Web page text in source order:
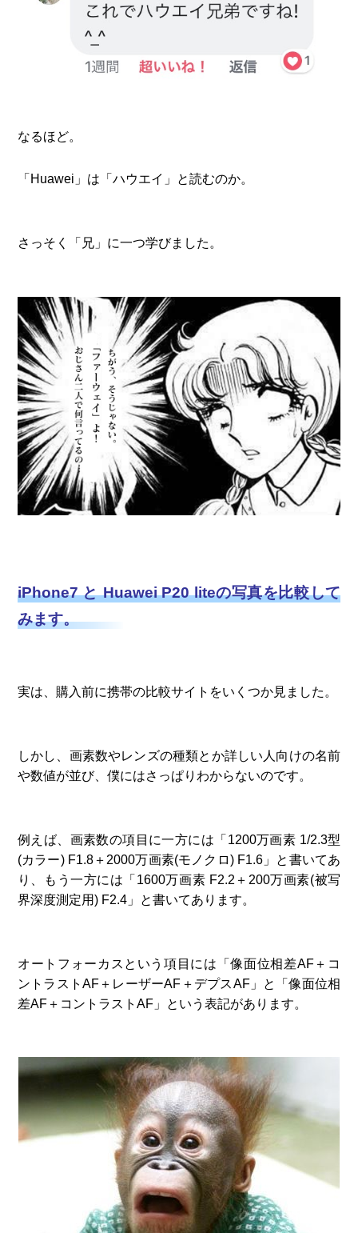
なるほど。
「Huawei」は「ハウエイ」と読むのか。
さっそく「兄」に一つ学びました。
iPhone7 と Huawei P20 liteの写真を比較して
みます。
実は、購入前に携帯の比較サイトをいくつか見ました。
しかし、画素数やレンズの種類とか詳しい人向けの名前
や数値が並び、僕にはさっぱりわからないのです。
例えば、画素数の項目に一方には「1200万画素 1/2.3型
(カラー) F1.8＋2000万画素(モノクロ) F1.6」と書いてあ
り、もう一方には「1600万画素 F2.2＋200万画素(被写
界深度測定用) F2.4」と書いてあります。
オートフォーカスという項目には「像面位相差AF＋コ
ントラストAF＋レーザーAF＋デプスAF」と「像面位相
差AF＋コントラストAF」という表記があります。